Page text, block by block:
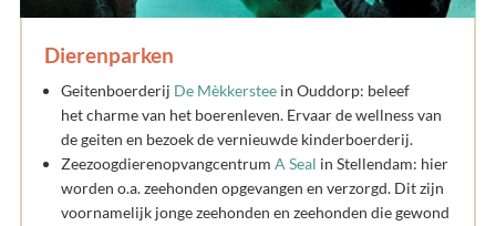
Dierenparken
Geitenboerderij De Mèkkerstee in Ouddorp: beleef
het charme van het boerenleven. Ervaar de wellness van
de geiten en bezoek de vernieuwde kinderboerderij.
Zeezoogdierenopvangcentrum A Seal in Stellendam: hier
worden o.a. zeehonden opgevangen en verzorgd. Dit zijn
voornamelijk jonge zeehonden en zeehonden die gewond